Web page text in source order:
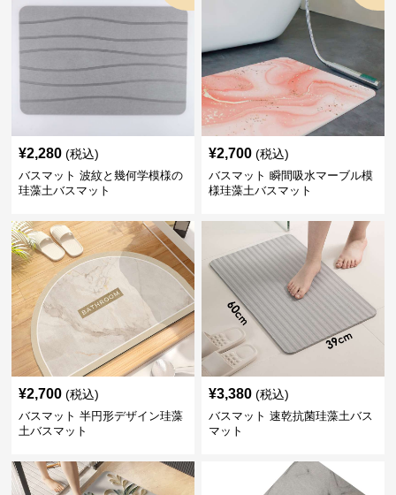
¥2,280 (税込)
バスマット 波紋と幾何学模様の
珪藻土バスマット
¥2,700 (税込)
バスマット 瞬間吸水マーブル模
様珪藻土バスマット
¥2,700 (税込)
バスマット 半円形デザイン珪藻
土バスマット
¥3,380 (税込)
バスマット 速乾抗菌珪藻土バス
マット